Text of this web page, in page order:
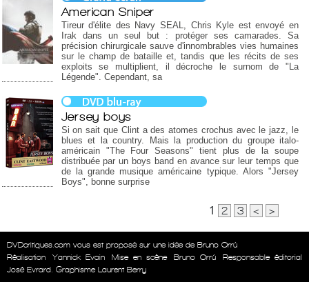
American Sniper
Tireur d'élite des Navy SEAL, Chris Kyle est envoyé en
Irak dans un seul but : protéger ses camarades. Sa
précision chirurgicale sauve d'innombrables vies humaines
sur le champ de bataille et, tandis que les récits de ses
exploits se multiplient, il décroche le surnom de "La
Légende". Cependant, sa
Jersey boys
Si on sait que Clint a des atomes crochus avec le jazz, le
blues et la country. Mais la production du groupe italo-
américain "The Four Seasons" tient plus de la soupe
distribuée par un boys band en avance sur leur temps que
de la grande musique américaine typique. Alors "Jersey
Boys", bonne surprise
1 2 3 < >
DVDcritiques.com vous est proposé sur une idée de Bruno Orrú
Réalisation
Yannick Evain Mise en scène Bruno Orrú
Responsable éditorial
José Evrard. Graphisme Laurent Berry